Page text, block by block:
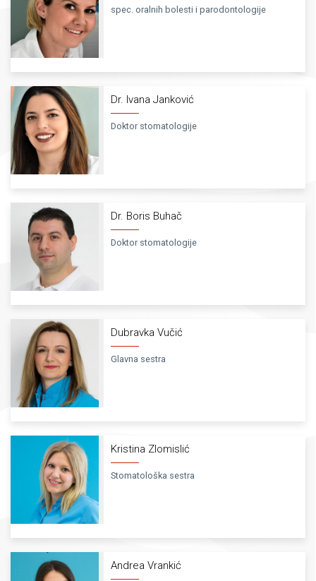
spec. oralnih bolesti i parodontologije
Dr. Ivana Janković
Doktor stomatologije
Dr. Boris Buhač
Doktor stomatologije
Dubravka Vučić
Glavna sestra
Kristina Zlomislić
Stomatološka sestra
Andrea Vrankić